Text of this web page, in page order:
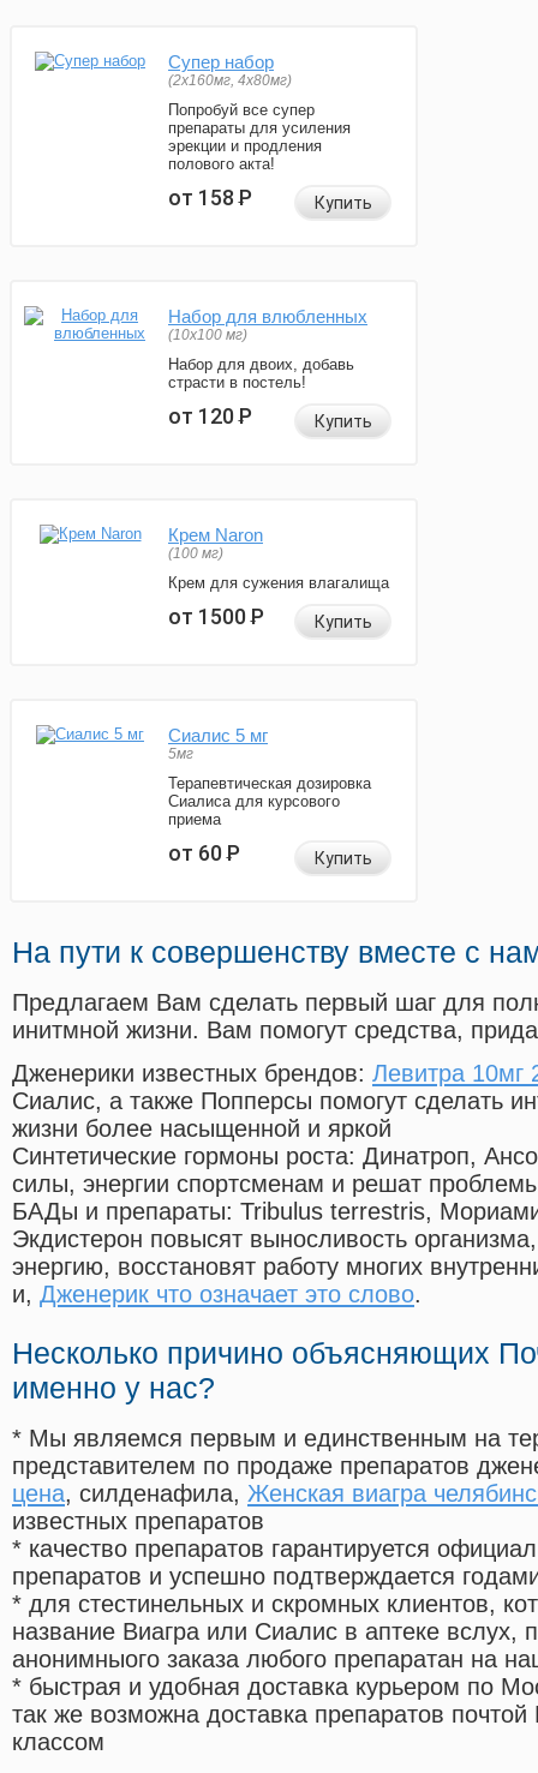
Супер набор
(2х160мг, 4х80мг)
Попробуй все супер
препараты для усиления
эрекции и продления
полового акта!
от 158Р Купить
Набор для влюбленных
(10х100 мг)
Набор для двоих, добавь
страсти в постель!
от 120Р Купить
Крем Naron
(100 мг)
Крем для сужения влагалища
от 1500Р Купить
Сиалис 5 мг
5мг
Терапевтическая дозировка
Сиалиса для курсового
приема
от 60Р Купить
На пути к совершенству вместе с
Предлагаем Вам сделать первый шаг для
инитмной жизни. Вам помогут средства,
Дженерики известных брендов: Левитра 10мг
Сиалис, а также Попперсы помогут сделать
жизни более насыщенной и яркой
Синтетические гормоны роста: Динатроп,
силы, энергии спортсменам и решат
БАДы и препараты: Tribulus terrestris,
Экдистерон повысят выносливость
энергию, восстановят работу многих
и, Дженерик что означает это слово.
Несколько причино объясняющих
именно у нас?
* Мы являемся первым и единственным на
представителем по продаже препаратов
цена, силденафила, Женская виагра
известных препаратов
* качество препаратов гарантируется
препаратов и успешно подтверждается
* для стестинельных и скромных клиентов,
название Виагра или Сиалис в аптеке вслух,
анонимныого заказа любого препаратан на
* быстрая и удобная доставка курьером по
так же возможна доставка препаратов
классом